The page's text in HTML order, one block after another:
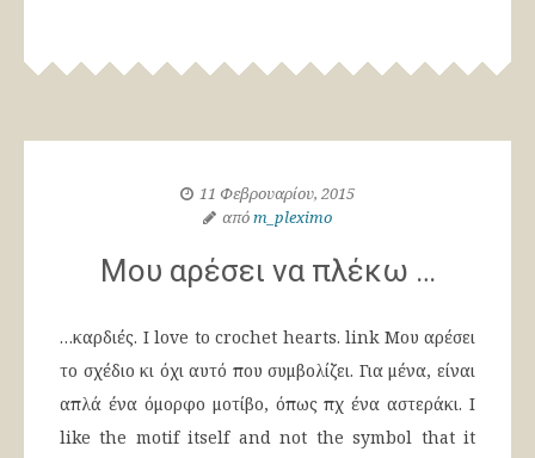
11 Φεβρουαρίου, 2015
απόm_pleximo
Μου αρέσει να πλέκω …
…καρδιές. I love to crochet hearts. link Μου αρέσει
το σχέδιο κι όχι αυτό που συμβολίζει. Για μένα, είναι
απλά ένα όμορφο μοτίβο, όπως πχ ένα αστεράκι. I
like the motif itself and not the symbol that it